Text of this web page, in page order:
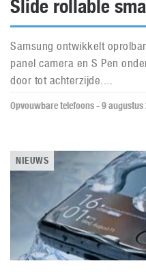
Slide rollable
Samsung ontwikkelt
panel camera en S Pen
door tot achterzijde....
Opvouwbare telefoons - 9 augustus
NIEUWS